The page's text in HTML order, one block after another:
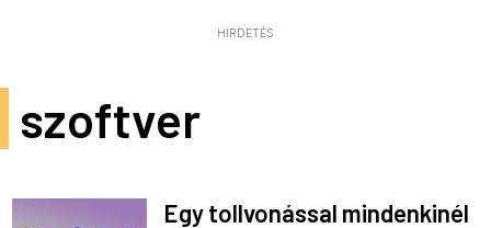
HIRDETÉS
szoftver
Egy tollvonással mindenkinél